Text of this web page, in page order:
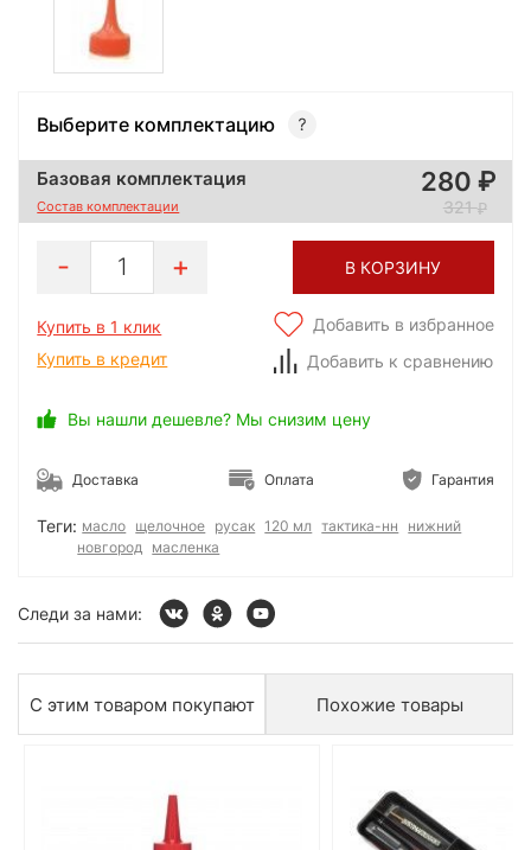
Выберите комплектацию
Базовая комплектация
Состав комплектации
280
321
1 В КОРЗИНУ
Купить в 1 клик
Купить в кредит
Добавить в избранное
Добавить к сравнению
Вы нашли дешевле? Мы снизим цену
Доставка Оплата Гарантия
Теги: масло щелочное русак 120 мл тактика-нн
нижний
новгород
масленка
Следи за нами:
С этим товаром покупают Похожие товары